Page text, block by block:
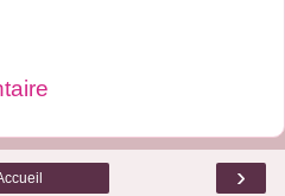
›